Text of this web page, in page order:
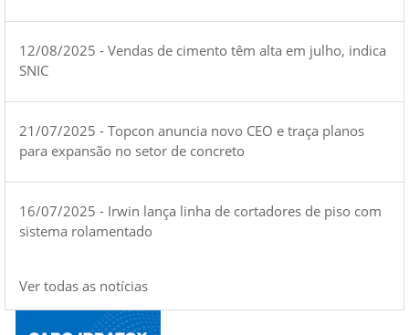
12/08/2025 - Vendas de cimento têm alta em julho, indica
SNIC
21/07/2025 - Topcon anuncia novo CEO e traça planos
para expansão no setor de concreto
16/07/2025 - Irwin lança linha de cortadores de piso com
sistema rolamentado
Ver todas as notícias